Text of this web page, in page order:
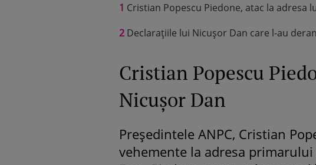
1 Cristian Popescu Piedone, atac la adresa
2 Declarațiile lui Nicușor Dan care l-au
Cristian Popescu
Nicușor Dan
Președintele ANPC, Cristian
vehemente la adresa